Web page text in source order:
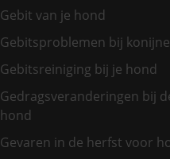
Gebit van je hond
Gebitsproblemen bij
Gebitsreiniging bij je hond
Gedragsveranderingen bij
hond
Gevaren in de herfst voor